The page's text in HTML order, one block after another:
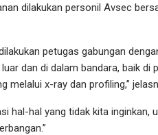
dilakukan personil Avsec
petugas gabungan
dan di dalam bandara, baik di
melalui x-ray dan profiling,”
hal-hal yang tidak kita inginkan,